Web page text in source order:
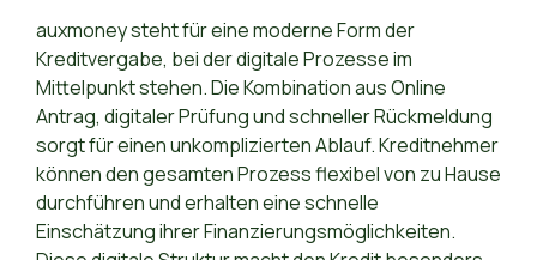
auxmoney steht für eine moderne Form der
Kreditvergabe, bei der digitale Prozesse im
Mittelpunkt stehen. Die Kombination aus Online
Antrag, digitaler Prüfung und schneller Rückmeldung
sorgt für einen unkomplizierten Ablauf. Kreditnehmer
können den gesamten Prozess flexibel von zu Hause
durchführen und erhalten eine schnelle
Einschätzung ihrer Finanzierungsmöglichkeiten.